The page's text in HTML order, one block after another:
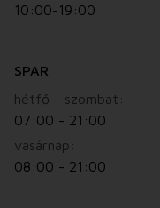
10:00-19:00
SPAR
hétfő - szombat:
07:00 - 21:00
vasárnap:
08:00 - 21:00